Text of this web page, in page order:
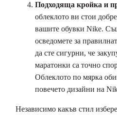
Подходяща кройка и
облеклото ви стои
вашите обувки Nike.
осведомете за
да сте сигурни, че
маратонки са точно
Облеклото по мярка
повечето дизайни на
Независимо какъв стил